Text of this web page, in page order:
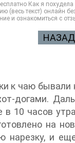
Как я
(весь текст) онлайн
и ознакомиться с
НАЗАД
к чаю
догами.
10 часов
на
нарезку, и